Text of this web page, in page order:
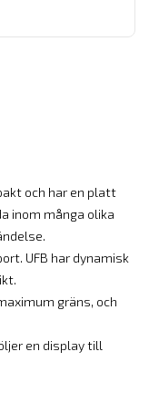
och har en platt
inom många olika
UFB har dynamisk
gräns, och
en display till